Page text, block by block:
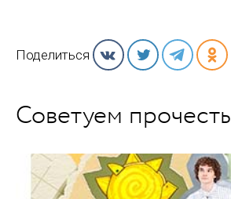
Поделиться
Советуем прочесть